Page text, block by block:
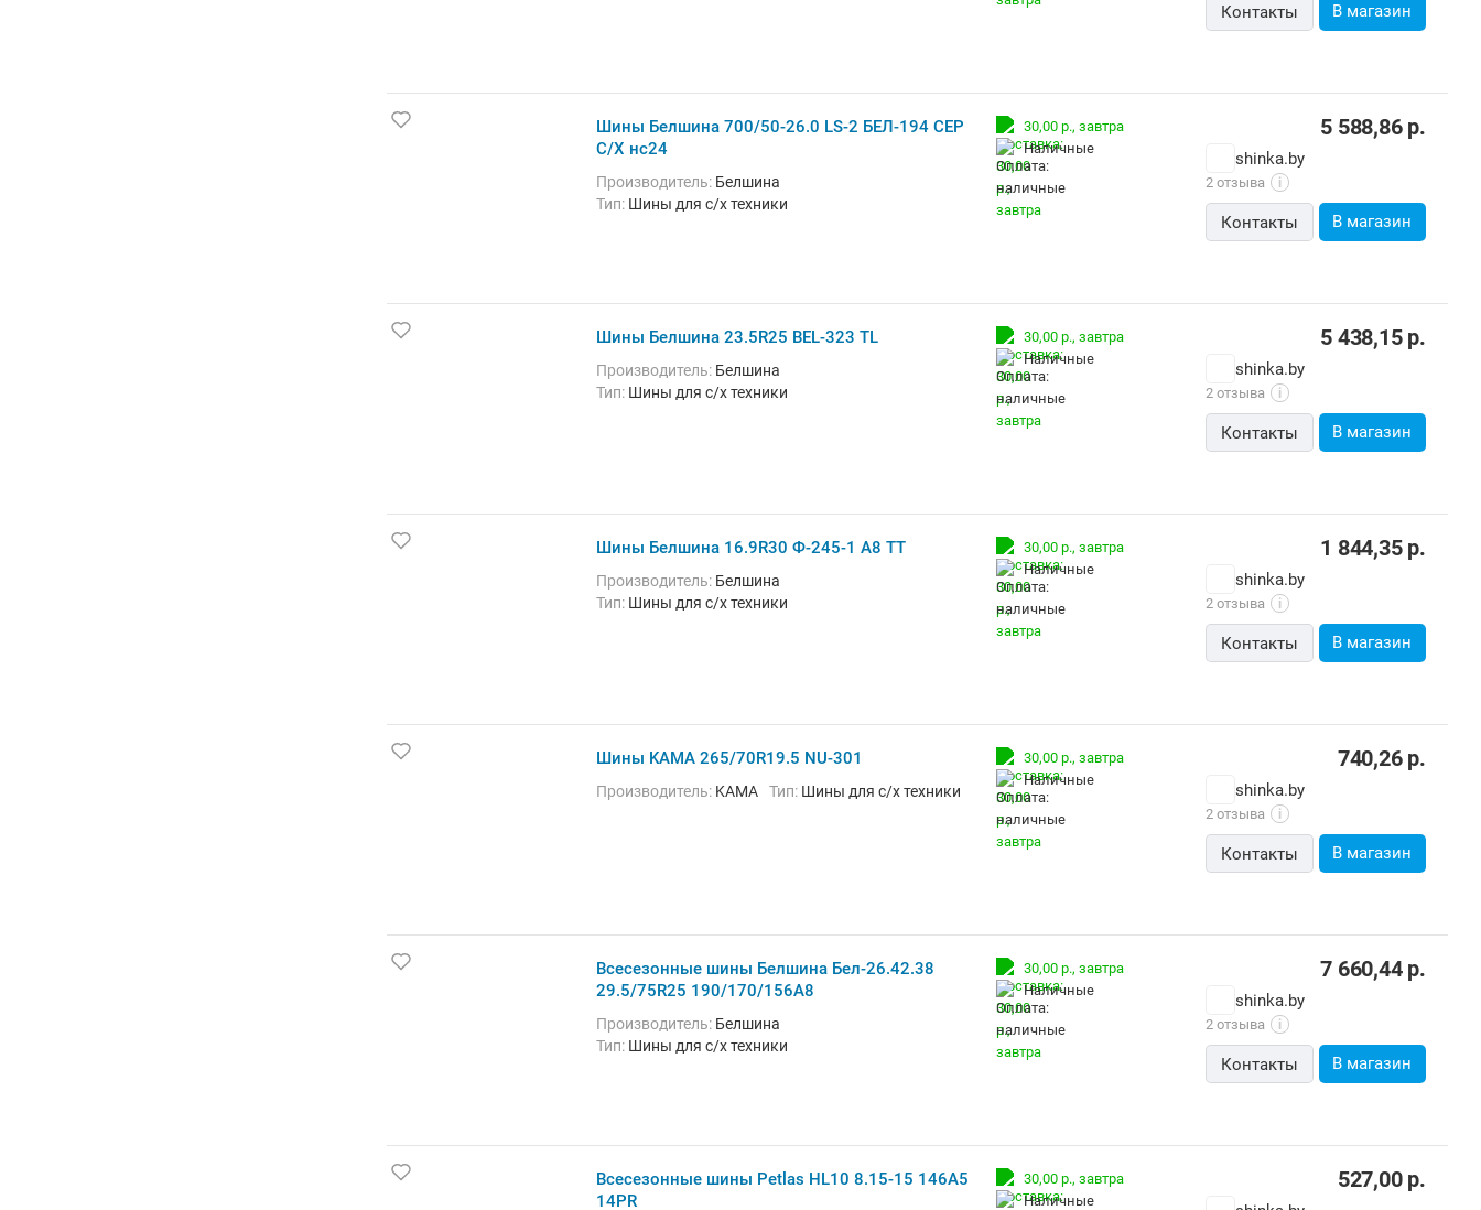
Контакты В магазин
Шины Белшина 700/50-26.0 LS-2 БЕЛ-194 СЕР
С/Х нс24
Производитель: Белшина
Тип: Шины для с/х техники
30,00 р., завтра
наличные
5 588,86р.
shinka.by
2 отзыва i
Контакты В магазин
Шины Белшина 23.5R25 BEL-323 TL
Производитель: Белшина
Тип: Шины для с/х техники
30,00 р., завтра
наличные
5 438,15р.
shinka.by
2 отзыва i
Контакты В магазин
Шины Белшина 16.9R30 Ф-245-1 A8 TT
Производитель: Белшина
Тип: Шины для с/х техники
30,00 р., завтра
наличные
1 844,35р.
shinka.by
2 отзыва i
Контакты В магазин
Шины KAMA 265/70R19.5 NU-301
Производитель: KAMA Тип: Шины для с/х техники
30,00 р., завтра
наличные
740,26р.
shinka.by
2 отзыва i
Контакты В магазин
Всесезонные шины Белшина Бел-26.42.38
29.5/75R25 190/170/156A8
Производитель: Белшина
Тип: Шины для с/х техники
30,00 р., завтра
наличные
7 660,44р.
shinka.by
2 отзыва i
Контакты В магазин
Всесезонные шины Petlas HL10 8.15-15 146A5
14PR
30,00 р., завтра
наличные
527,00р.